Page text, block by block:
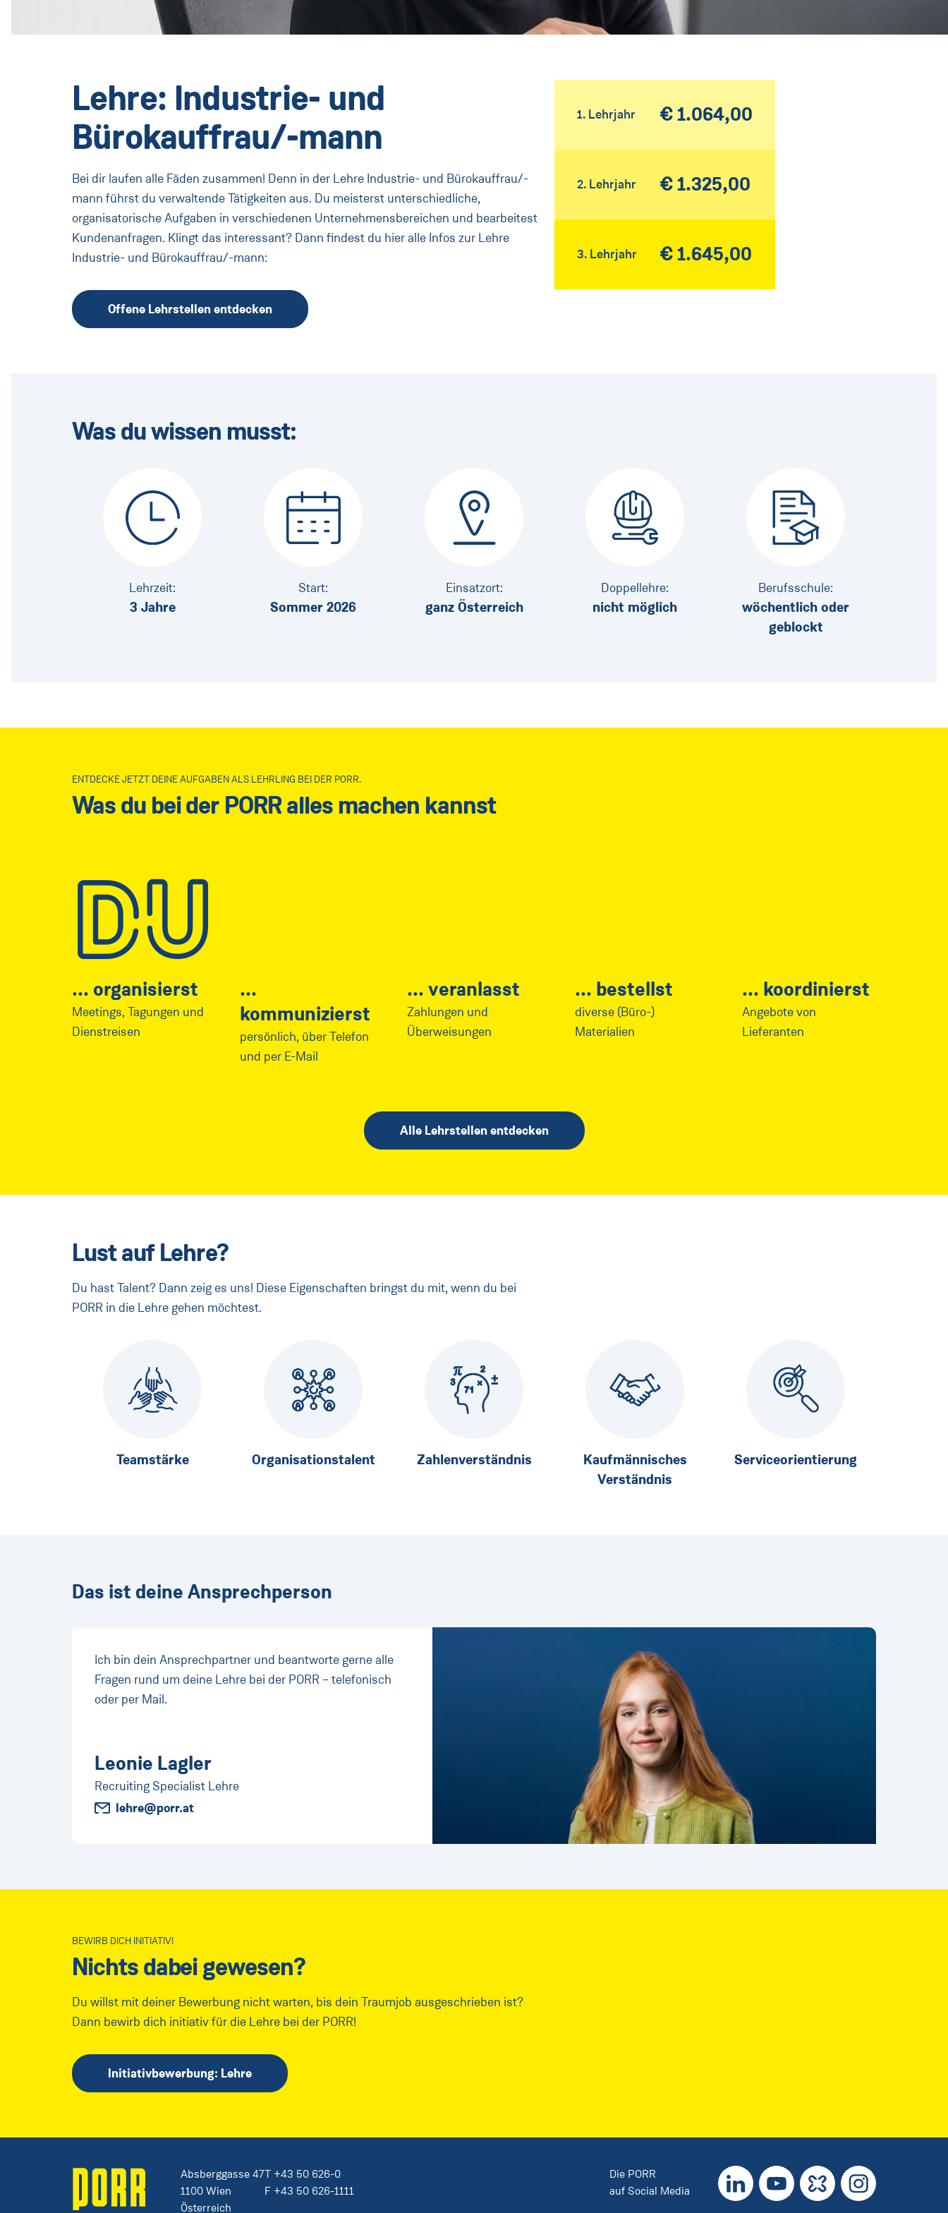
Lehre: Industrie- und
Bürokauffrau/-mann
Bei dir laufen alle Fäden zusammen! Denn in der Lehre Industrie- und Bürokauffrau/-
mann führst du verwaltende Tätigkeiten aus. Du meisterst unterschiedliche,
organisatorische Aufgaben in verschiedenen Unternehmensbereichen und bearbeitest
Kundenanfragen. Klingt das interessant? Dann findest du hier alle Infos zur Lehre
Industrie- und Bürokauffrau/-mann:
Offene Lehrstellen entdecken
1. Lehrjahr € 1.064,00
2. Lehrjahr € 1.325,00
3. Lehrjahr € 1.645,00
Was du wissen musst:
Lehrzeit:
3 Jahre
Start:
Sommer 2026
Einsatzort:
ganz Österreich
Doppellehre:
nicht möglich
Berufsschule:
wöchentlich oder
geblockt
ENTDECKE JETZT DEINE AUFGABEN ALS LEHRLING BEI DER PORR.
Was du bei der PORR alles machen kannst
DU
organisierst
Meetings, Tagungen und
Dienstreisen
kommunizierst
persönlich, über Telefon
und per E-Mail
veranlasst
Zahlungen und
Überweisungen
bestellst
diverse (Büro-)
Materialien
koordinierst
Angebote von
Lieferanten
Alle Lehrstellen entdecken
Lust auf Lehre?
Du hast Talent? Dann zeig es uns! Diese Eigenschaften bringst du mit, wenn du bei
PORR in die Lehre gehen möchtest.
Teamstärke Organisationstalent Zahlenverständnis
Kaufmännisches
Verständnis
Serviceorientierung
Das ist deine Ansprechperson
Ich bin dein Ansprechpartner und beantworte gerne alle
Fragen rund um deine Lehre bei der PORR – telefonisch
oder per Mail.
Leonie Lagler
Recruiting Specialist Lehre
lehre@porr.at
BEWIRB DICH INITIATIV!
Nichts dabei gewesen?
Du willst mit deiner Bewerbung nicht warten, bis dein Traumjob ausgeschrieben ist?
Dann bewirb dich initiativ für die Lehre bei der PORR!
Initiativbewerbung: Lehre
Absberggasse 47
1100 Wien
Österreich
T +43 50 626-0
F +43 50 626-1111
Die PORR
auf Social Media
LinkedIn YouTube Kununu Instagram